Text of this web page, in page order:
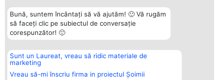
Bună, suntem încântați să vă ajutăm! 🙂 Vă rugăm
să faceți clic pe subiectul de conversație
corespunzător! 🙂
Sunt un Laureat, vreau să ridic materiale de
marketing
Vreau să-mi înscriu firma in proiectul Șoimii
Organizator Ranking
BRIGHT SOLUTIONS BR SRL
Aleea Timisul De Sus 2 Bl. A30
Sc. A Et. 4 Ap. 13 Cod 061952
Plebiscyt
Lista Tuturor
Laureaților
Contact